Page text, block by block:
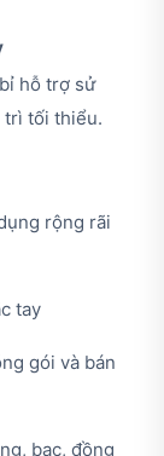
hỗ trợ sử
trì tối thiểu.
rộng rãi
tay
gói và bán
bạc, đồng